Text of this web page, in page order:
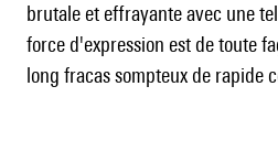
brutale et effrayante avec une
force d'expression est de toute
long fracas sompteux de rapide